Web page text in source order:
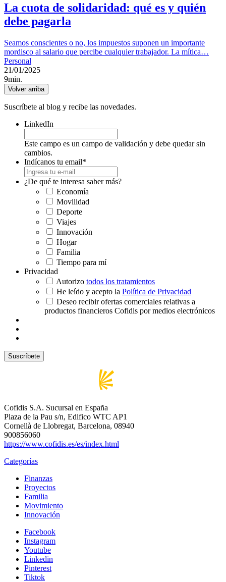
La cuota de solidaridad: qué es y quién
debe pagarla
Seamos conscientes o no, los impuestos suponen un importante
mordisco al salario que percibe cualquier trabajador. La mítica…
Personal
21/01/2025
9min.
Volver arriba
Suscríbete al blog y recibe las novedades.
LinkedIn
Este campo es un campo de validación y debe quedar sin
cambios.
Indícanos tu email*
¿De qué te interesa saber más?
Economía
Movilidad
Deporte
Viajes
Innovación
Hogar
Familia
Tiempo para mí
Privacidad
Autorizo todos los tratamientos
He leído y acepto la Política de Privacidad
Deseo recibir ofertas comerciales relativas a
productos financieros Cofidis por medios electrónicos
Cofidis S.A. Sucursal en España
Plaza de la Pau s/n, Edifico WTC AP1
Cornellà de Llobregat, Barcelona, 08940
900856060
https://www.cofidis.es/es/index.html
Categorías
Finanzas
Proyectos
Familia
Movimiento
Innovación
Facebook
Instagram
Youtube
Linkedin
Pinterest
Tiktok